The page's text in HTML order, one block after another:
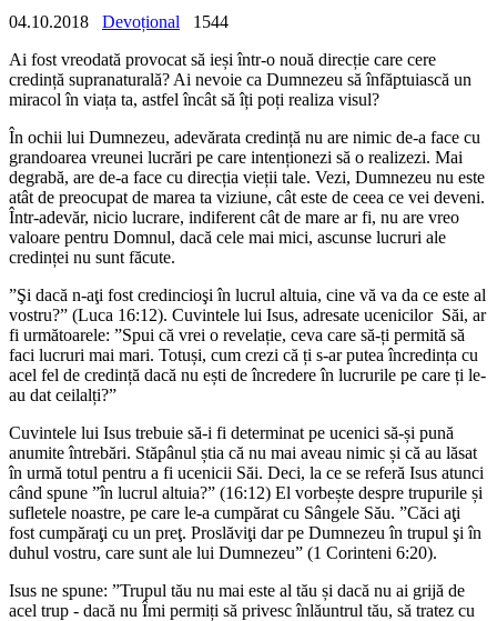
04.10.2018 Devoțional
1544
Ai fost vreodată provocat să ieși într-o nouă direcție care cere
credință supranaturală? Ai nevoie ca Dumnezeu să înfăptuiască un
miracol în viața ta, astfel încât să îți poți realiza visul?
În ochii lui Dumnezeu, adevărata credință nu are nimic de-a face cu
grandoarea vreunei lucrări pe care intenționezi să o realizezi. Mai
degrabă, are de-a face cu direcția vieții tale. Vezi, Dumnezeu nu este
atât de preocupat de marea ta viziune, cât este de ceea ce vei deveni.
Într-adevăr, nicio lucrare, indiferent cât de mare ar fi, nu are vreo
valoare pentru Domnul, dacă cele mai mici, ascunse lucruri ale
credinței nu sunt făcute.
”Şi dacă n-aţi fost credincioşi în lucrul altuia, cine vă va da ce este al
vostru?” (Luca 16:12). Cuvintele lui Isus, adresate ucenicilor Săi, ar
fi următoarele: ”Spui că vrei o revelație, ceva care să-ți permită să
faci lucruri mai mari. Totuși, cum crezi că ți s-ar putea încredința cu
acel fel de credință dacă nu ești de încredere în lucrurile pe care ți le-
au dat ceilalți?”
Cuvintele lui Isus trebuie să-i fi determinat pe ucenici să-și pună
anumite întrebări. Stăpânul știa că nu mai aveau nimic și că au lăsat
în urmă totul pentru a fi ucenicii Săi. Deci, la ce se referă Isus atunci
când spune ”în lucrul altuia?” (16:12) El vorbește despre trupurile și
sufletele noastre, pe care le-a cumpărat cu Sângele Său. ”Căci aţi
fost cumpăraţi cu un preţ. Proslăviţi dar pe Dumnezeu în trupul şi în
duhul vostru, care sunt ale lui Dumnezeu” (1 Corinteni 6:20).
Isus ne spune: ”Trupul tău nu mai este al tău și dacă nu ai grijă de
acel trup - dacă nu Îmi permiți să privesc înlăuntrul tău, să tratez cu